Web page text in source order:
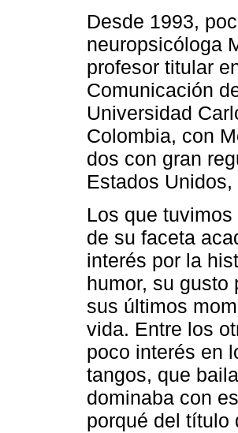
Desde 1993,
neuropsicóloga
profesor titular
Comunicación
Universidad
Colombia, con
dos con gran
Estados
Los que
de su faceta
interés por la
humor, su gusto
sus últimos
vida. Entre los
poco interés en
tangos, que
dominaba con
porqué del título